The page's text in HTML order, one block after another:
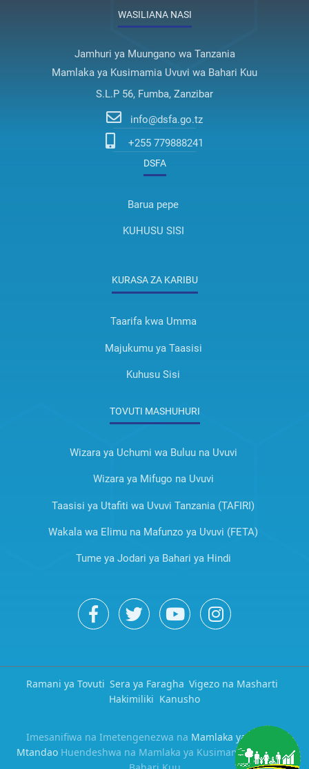
WASILIANA NASI
Jamhuri ya Muungano wa Tanzania
Mamlaka ya Kusimamia Uvuvi wa Bahari Kuu
S.L.P 56, Fumba, Zanzibar
info@dsfa.go.tz
+255 779888241
DSFA
Barua pepe
KUHUSU SISI
KURASA ZA KARIBU
Taarifa kwa Umma
Majukumu ya Taasisi
Kuhusu Sisi
TOVUTI MASHUHURI
Wizara ya Uchumi wa Buluu na Uvuvi
Wizara ya Mifugo na Uvuvi
Taasisi ya Utafiti wa Uvuvi Tanzania (TAFIRI)
Wakala wa Elimu na Mafunzo ya Uvuvi (FETA)
Tume ya Jodari ya Bahari ya Hindi
Ramani ya Tovuti Sera ya Faragha Vigezo na Masharti
Hakimiliki Kanusho
Imesanifiwa na Imetengenezwa na Mamlaka ya Serikali
Mtandao Huendeshwa na Mamlaka ya Kusimamia Uvuvi wa